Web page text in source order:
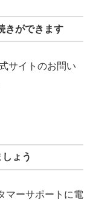
きができます
サイトのお問い
ょう
マーサポートに電